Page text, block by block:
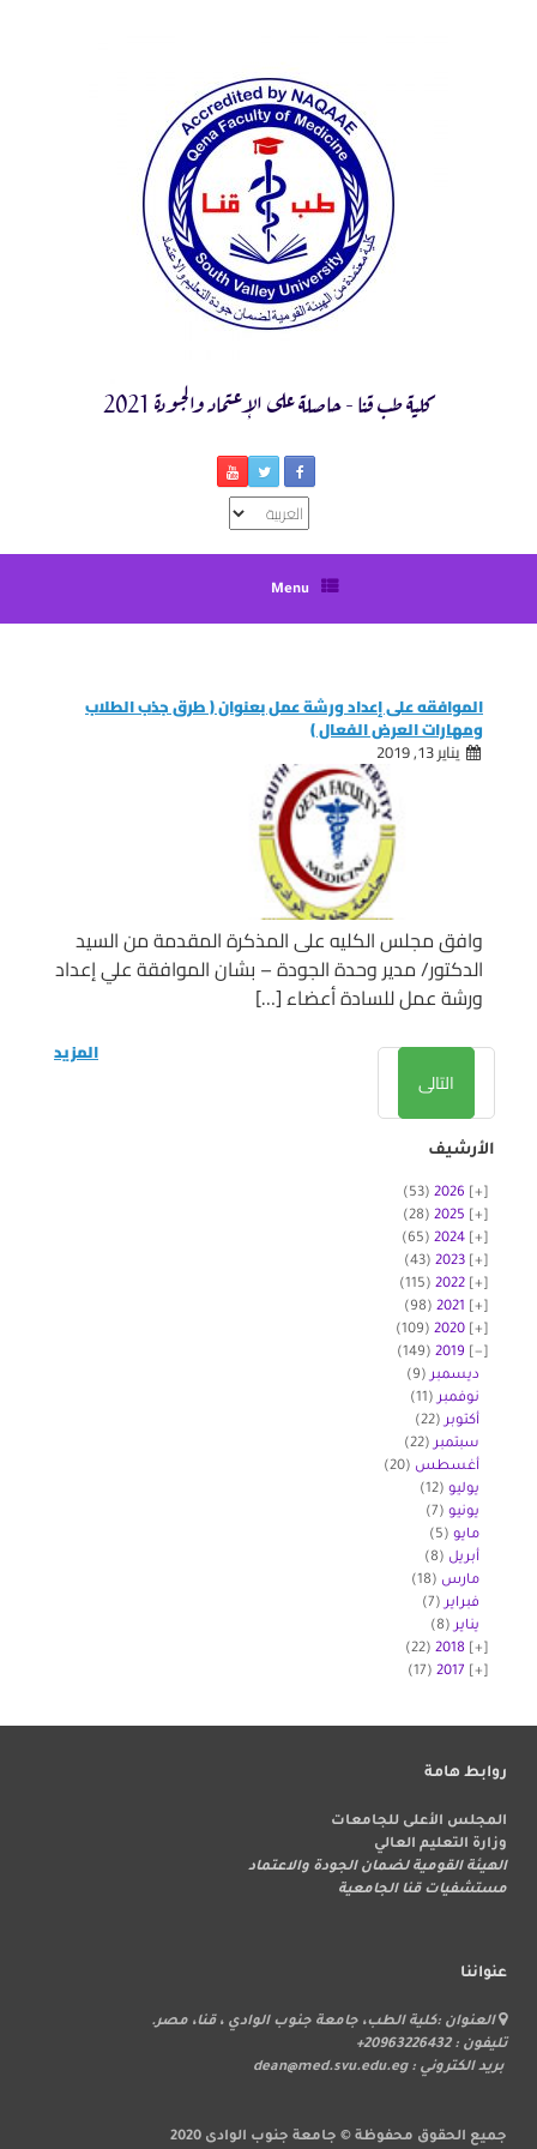
كلية طب قنا - حاصلة على الإعتماد والجودة 2021
اختر
لغة
Menu
الموافقه على إعداد ورشة عمل بعنوان ( طرق جذب الطلاب
ومهارات العرض الفعال )
يناير 13, 2019
وافق مجلس الكليه على المذكرة المقدمة من السيد
الدكتور/ مدير وحدة الجودة – بشان الموافقة علي إعداد
ورشة عمل للسادة أعضاء […]
المزيد
التالى
الأرشيف
2026
(53)
2025
(28)
2024
(65)
2023
(43)
2022
(115)
2021
(98)
2020
(109)
2019
(149)
ديسمبر(9)
نوفمبر(11)
أكتوبر(22)
سبتمبر(22)
أغسطس (20)
يوليو (12)
يونيو (7)
مايو (5)
أبريل (8)
مارس (18)
فبراير(7)
يناير(8)
2018
(22)
2017
(17)
روابط هامة
المجلس الأعلى للجامعات
وزارة التعليم العالي
الهيئة القومية لضمان الجودة والاعتماد
مستشفيات قنا الجامعية
عنواننا
العنوان :كلية الطب، جامعة جنوب الوادي ، قنا، مصر.
تليفون : 20963226432+
بريد الكتروني : dean@med.svu.edu.eg
جميع الحقوق محفوظة © جامعة جنوب الوادى 2020